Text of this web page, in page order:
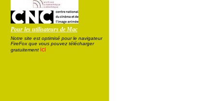
Pour les utilisateurs de Mac
Notre site est optimisé pour le navigateur
FireFox que vous pouvez télécharger
gratuitement ici